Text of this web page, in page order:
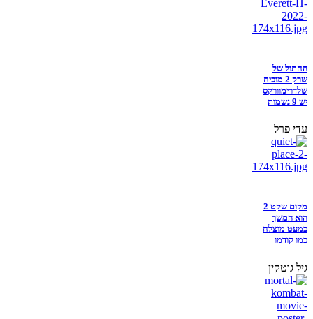
החתול של
שרק 2 מוכיח
שלדרימוורקס
יש 9 נשמות
עדי פרל
מקום שקט 2
הוא המשך
כמעט מוצלח
כמו קודמו
גיל גוטקין